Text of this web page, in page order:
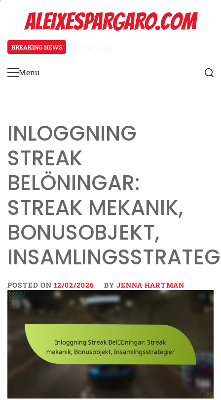
contentALEIXESPARGARO.COM
BREAKING NEWS
Primary
Menu
INLOGGNING
STREAK
BELÖNINGAR:
STREAK MEKANIK,
BONUSOBJEKT,
POSTED ON 12/02/2026 BY JENNA HARTMAN